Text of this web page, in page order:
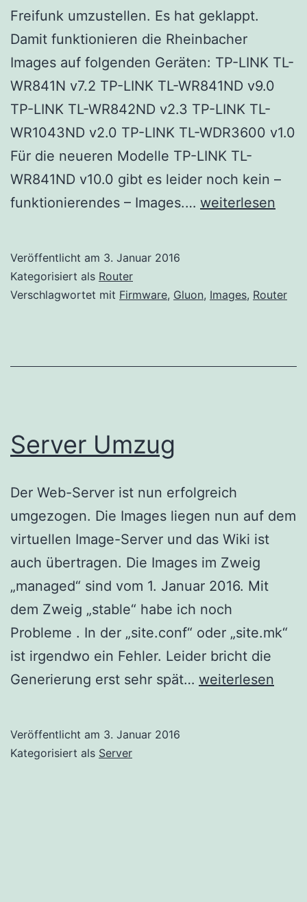
Freifunk umzustellen. Es hat geklappt.
Damit funktionieren die Rheinbacher
Images auf folgenden Geräten: TP-LINK TL-
WR841N v7.2 TP-LINK TL-WR841ND v9.0
TP-LINK TL-WR842ND v2.3 TP-LINK TL-
WR1043ND v2.0 TP-LINK TL-WDR3600 v1.0
Für die neueren Modelle TP-LINK TL-
WR841ND v10.0 gibt es leider noch kein –
funktionierendes – Images.… TP-
V2
weiterlesen
Veröffentlicht am 3. Januar 2016
Kategorisiert als Router
Verschlagwortet mit Firmware, Gluon, Images, Router
Server Umzug
Der Web-Server ist nun erfolgreich
umgezogen. Die Images liegen nun auf dem
virtuellen Image-Server und das Wiki ist
auch übertragen. Die Images im Zweig
„managed“ sind vom 1. Januar 2016. Mit
dem Zweig „stable“ habe ich noch
Probleme . In der „site.conf“ oder „site.mk“
ist irgendwo ein Fehler. Leider bricht die
Generierung erst sehr spät… Server
weiterlesen
Veröffentlicht am 3. Januar 2016
Kategorisiert als Server